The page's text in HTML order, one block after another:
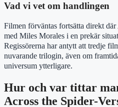
Vad vi vet om handlingen
Filmen förväntas fortsätta direkt
med Miles Morales i en prekär
Regissörerna har antytt att tredje
nuvarande trilogin, även om
universum ytterligare.
Hur och var tittar
Across the Spider-